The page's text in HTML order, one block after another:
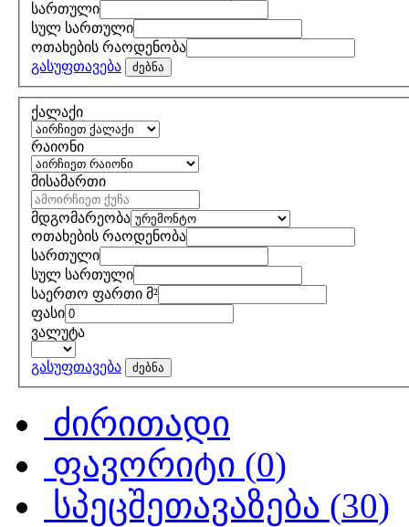
სართული
სულ სართული
ოთახების რაოდენობა
გასუფთავება
ძებნა
ქალაქი
რაიონი
მისამართი
მდგომარეობა
ოთახების რაოდენობა
სართული
სულ სართული
საერთო ფართი მ²
ფასი
ვალუტა
გასუფთავება ძებნა
ძირითადი
ფავორიტი (0)
სპეცშეთავაზება (30)